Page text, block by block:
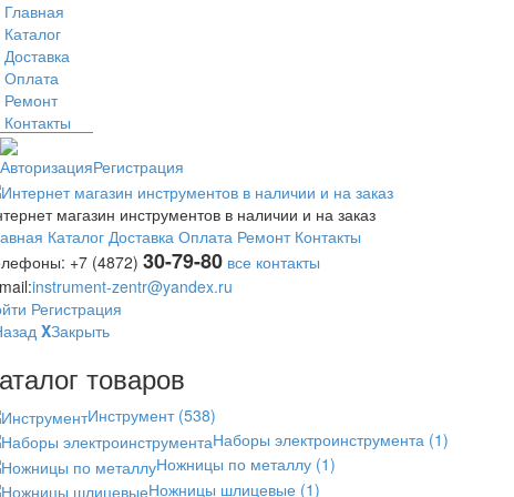
Главная
Каталог
Доставка
Оплата
Ремонт
Контакты
АвторизацияРегистрация
магазин инструментов в наличии и на заказ
Каталог Доставка Оплата Ремонт Контакты
+7 (4872) 30-79-80 все контакты
instrument-zentr@yandex.ru
Регистрация
XЗакрыть
товаров
Инструмент (538)
Наборы электроинструмента (1)
Ножницы по металлу (1)
Ножницы шлицевые (1)